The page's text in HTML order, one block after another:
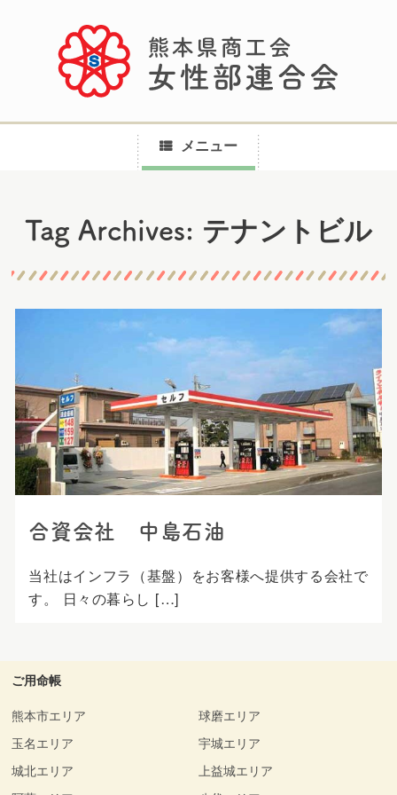
メニュー
ン
ッ
プ
Tag Archives: テナントビル
合資会社 中島石油
当社はインフラ（基盤）をお客様へ提供する会社で
す。 日々の暮らし […]
ご用命帳
熊本市エリア
玉名エリア
城北エリア
球磨エリア
宇城エリア
上益城エリア